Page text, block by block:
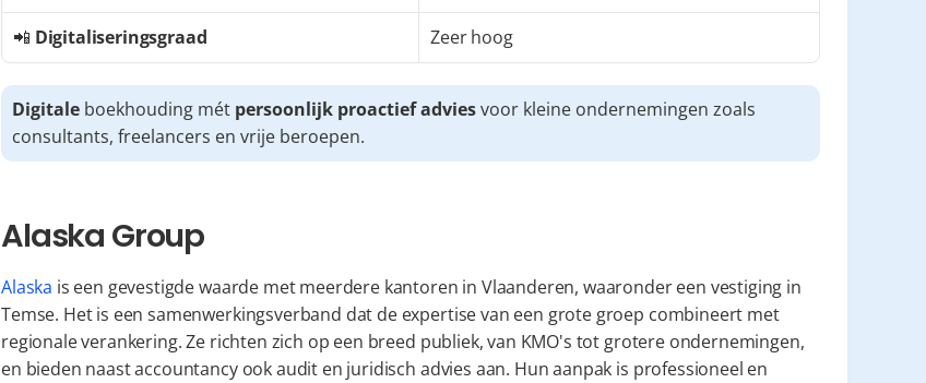
📲 Digitaliseringsgraad Zeer hoog
Digitale boekhouding mét persoonlijk proactief advies voor kleine ondernemingen zoals
consultants, freelancers en vrije beroepen.
Alaska Group
Alaska is een gevestigde waarde met meerdere kantoren in Vlaanderen, waaronder een vestiging in
Temse. Het is een samenwerkingsverband dat de expertise van een grote groep combineert met
regionale verankering. Ze richten zich op een breed publiek, van KMO's tot grotere ondernemingen,
en bieden naast accountancy ook audit en juridisch advies aan. Hun aanpak is professioneel en